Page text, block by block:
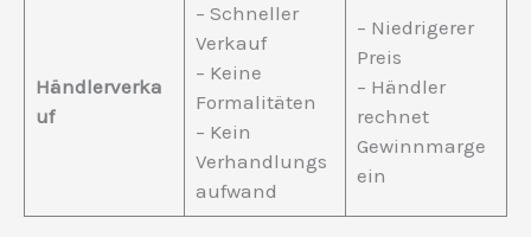
Händlerverka
uf
– Schneller
Verkauf
– Keine
Formalitäten
– Kein
Verhandlungs
aufwand
– Niedrigerer
Preis
– Händler
rechnet
Gewinnmarge
ein